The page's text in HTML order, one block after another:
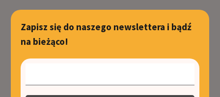
Zapisz się do naszego newslettera i bądź
na bieżąco!